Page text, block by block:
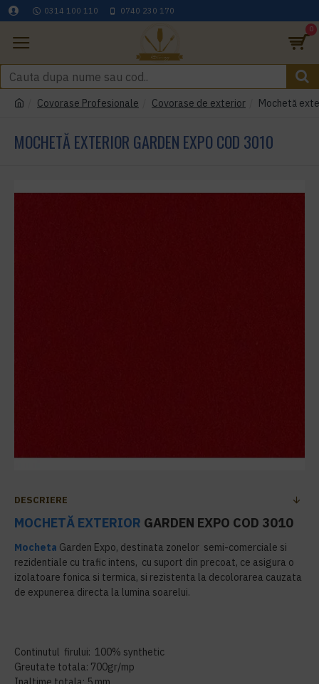
0314 100 110 0740 230 170
0
Covorase Profesionale Covorase de exterior Mochetă
MOCHETĂ EXTERIOR GARDEN EXPO COD 3010
DESCRIERE
MOCHETĂ EXTERIOR GARDEN EXPO COD 3010
Mocheta Garden Expo, destinata zonelor semi-comerciale si
rezidentiale cu trafic intens, cu suport din precoat, ce asigura o
izolatoare fonica si termica, si rezistenta la decolorarea cauzata
de expunerea directa la lumina soarelui.
Continutul firului: 100% synthetic
Greutate totala: 700gr/mp